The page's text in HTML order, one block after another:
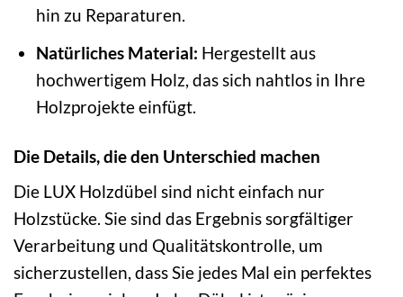
hin zu Reparaturen.
Natürliches Material: Hergestellt aus
hochwertigem Holz, das sich nahtlos in Ihre
Holzprojekte einfügt.
Die Details, die den Unterschied machen
Die LUX Holzdübel sind nicht einfach nur
Holzstücke. Sie sind das Ergebnis sorgfältiger
Verarbeitung und Qualitätskontrolle, um
sicherzustellen, dass Sie jedes Mal ein perfektes